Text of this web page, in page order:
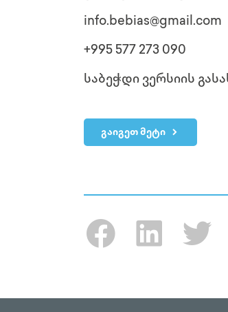
info.bebias@gmail.com
+995 577 273 090
საბეჭდი ვერსიის
გაიგეთ მეტი